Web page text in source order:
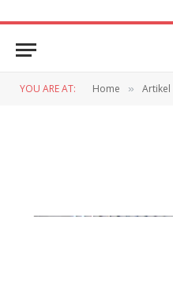
YOU ARE AT: Home » Artikel